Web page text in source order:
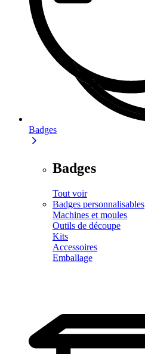
Badges
Badges
Tout voir
Badges personnalisables
Machines et moules
Outils de découpe
Kits
Accessoires
Emballage